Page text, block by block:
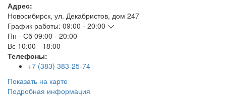
Адрес:
Новосибирск, ул. Декабристов, дом 247
График работы: 09:00 - 20:00
Пн - Сб 09:00 - 20:00
Вс 10:00 - 18:00
Телефоны:
+7 (383) 383-25-74
Показать на карте
Подробная информация